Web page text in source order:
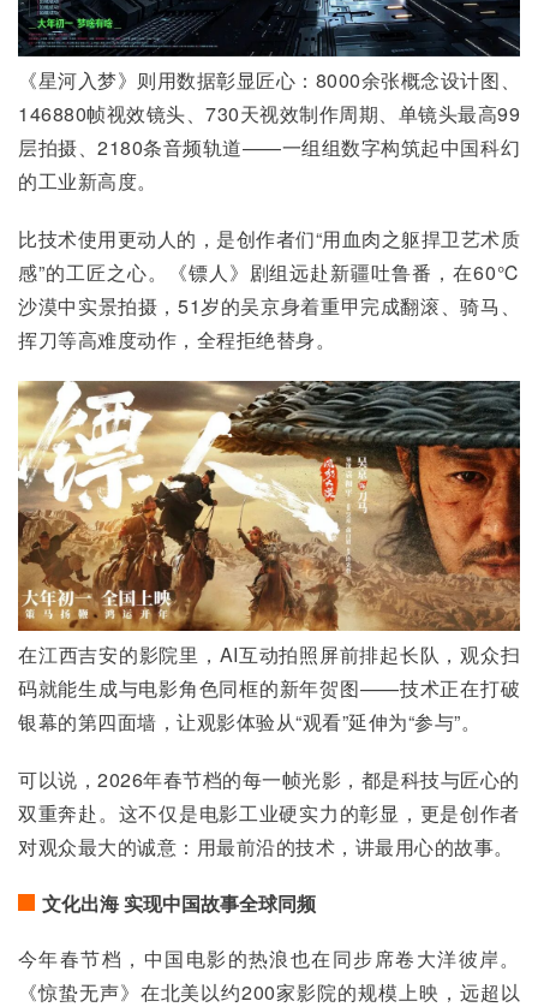
《星河入梦》则用数据彰显匠心：8000余张概念设计图、
146880帧视效镜头、730天视效制作周期、单镜头最高99
层拍摄、2180条音频轨道——一组组数字构筑起中国科幻
的工业新高度。
比技术使用更动人的，是创作者们“用血肉之躯捍卫艺术质
感”的工匠之心。《镖人》剧组远赴新疆吐鲁番，在60℃
沙漠中实景拍摄，51岁的吴京身着重甲完成翻滚、骑马、
挥刀等高难度动作，全程拒绝替身。
在江西吉安的影院里，AI互动拍照屏前排起长队，观众扫
码就能生成与电影角色同框的新年贺图——技术正在打破
银幕的第四面墙，让观影体验从“观看”延伸为“参与”。
可以说，2026年春节档的每一帧光影，都是科技与匠心的
双重奔赴。这不仅是电影工业硬实力的彰显，更是创作者
对观众最大的诚意：用最前沿的技术，讲最用心的故事。
文化出海 实现中国故事全球同频
今年春节档，中国电影的热浪也在同步席卷大洋彼岸。
《惊蛰无声》在北美以约200家影院的规模上映，远超以